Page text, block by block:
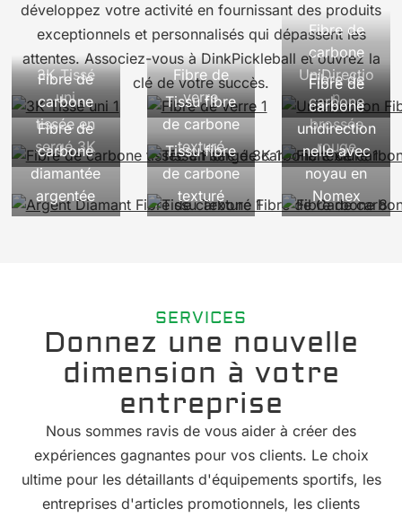
développez votre activité en fournissant des produits
exceptionnels et personnalisés qui dépassent les
attentes. Associez-vous à DinkPickleball et ouvrez la
clé de votre succès.
3K Tissé
uni
Fibre de
verre
Fibre de
carbone
UniDirectio
n
Fibre de
carbone
tissée en
sergé 3K
Tissu fibre
de carbone
texturé
Fibre de
carbone
brossée
rouge
Fibre de
carbone
diamantée
argentée
Tissu fibre
de carbone
texturé
Fibre de
carbone
unidirection
nelle avec
noyau en
Nomex
SERVICES
Donnez une nouvelle
dimension à votre
entreprise
Nous sommes ravis de vous aider à créer des
expériences gagnantes pour vos clients. Le choix
ultime pour les détaillants d'équipements sportifs, les
entreprises d'articles promotionnels, les clients